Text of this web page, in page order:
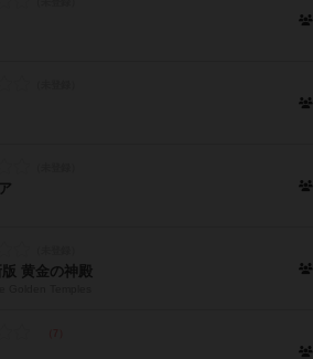
黄金の神殿